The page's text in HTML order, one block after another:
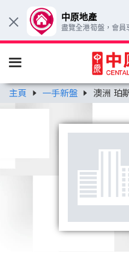
跳至主要內容
主頁 一手新盤 澳洲 珀
× 中原地產
盡覽全港筍盤，會員